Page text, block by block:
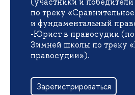
по треку
и фундаментальный
-Юрист в правосудии
Зимней школы по треку
правосудии»).
Зарегистрироваться